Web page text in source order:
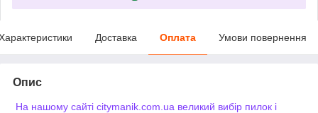
Доставка Оплата Умови повернення
Опис
На нашому сайті citymanik.com.ua великий вибір пилок і